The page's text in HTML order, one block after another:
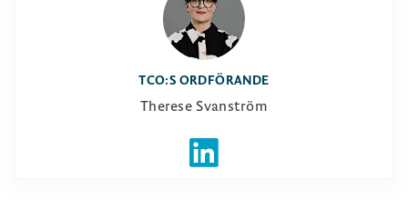
TCO:S ORDFÖRANDE
Therese Svanström